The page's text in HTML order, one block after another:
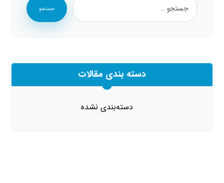
جستجو
دسته بندی مقالات
دسته‌بندی نشده